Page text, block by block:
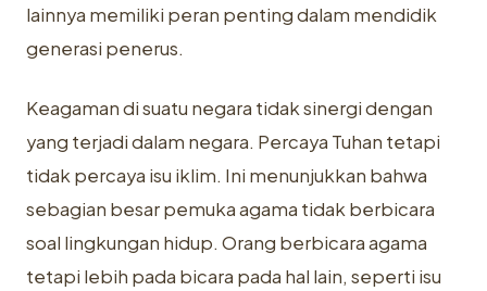
lainnya memiliki peran penting dalam mendidik
generasi penerus.
Keagaman di suatu negara tidak sinergi dengan
yang terjadi dalam negara. Percaya Tuhan tetapi
tidak percaya isu iklim. Ini menunjukkan bahwa
sebagian besar pemuka agama tidak berbicara
soal lingkungan hidup. Orang berbicara agama
tetapi lebih pada bicara pada hal lain, seperti isu